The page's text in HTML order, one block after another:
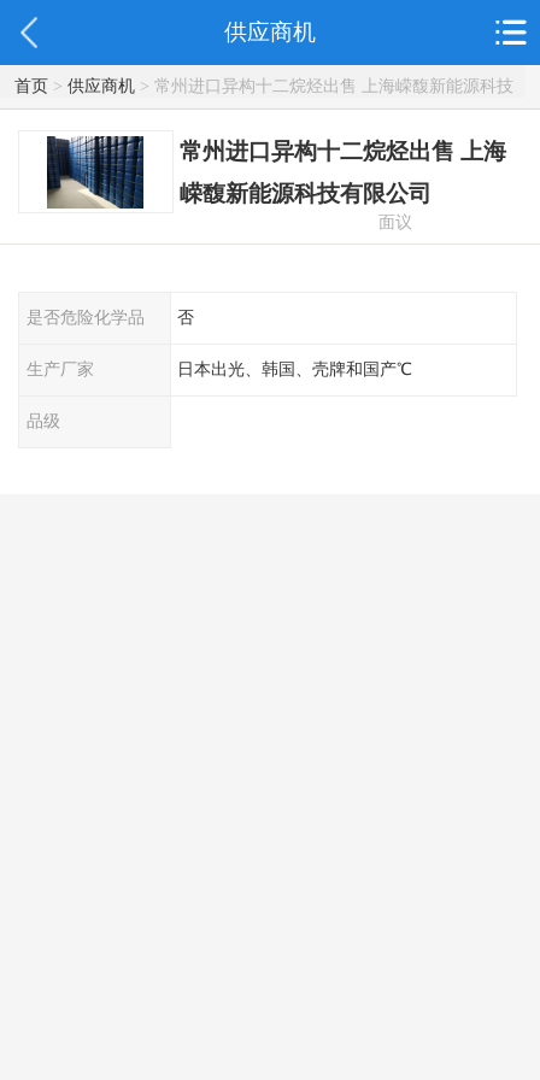
供应商机
首页> 供应商机> 常州进口异构十二烷烃出售 上海嵘馥新能源科技
有限公司
常州进口异构十二烷烃出售 上海
嵘馥新能源科技有限公司
面议
是否危险化学品 否
生产厂家 日本出光、韩国、壳牌和国产℃
品级